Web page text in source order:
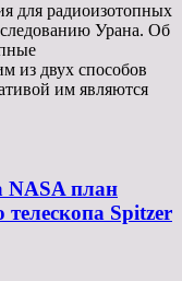
для радиоизотопных
Урана. Об
из двух способов
им являются
NASA план
Spitzer